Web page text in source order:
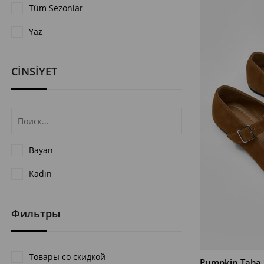
Tüm Sezonlar
Yaz
CİNSİYET
Bayan
Kadın
Фильтры
Товары со скидкой